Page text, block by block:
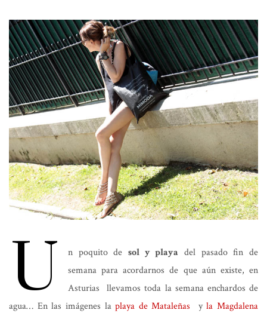
U n poquito de sol y playa del pasado fin de
semana para acordarnos de que aún existe, en
Asturias llevamos toda la semana enchardos de
agua… En las imágenes laplaya de Mataleñas yla Magdalena